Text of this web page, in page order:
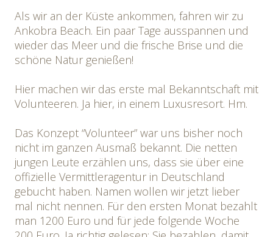
Als wir an der Küste ankommen, fahren wir zu
Ankobra Beach. Ein paar Tage ausspannen und
wieder das Meer und die frische Brise und die
schöne Natur genießen!
Hier machen wir das erste mal Bekanntschaft mit
Volunteeren. Ja hier, in einem Luxusresort. Hm.
Das Konzept “Volunteer” war uns bisher noch
nicht im ganzen Ausmaß bekannt. Die netten
jungen Leute erzählen uns, dass sie über eine
offizielle Vermittleragentur in Deutschland
gebucht haben. Namen wollen wir jetzt lieber
mal nicht nennen. Für den ersten Monat bezahlt
man 1200 Euro und für jede folgende Woche